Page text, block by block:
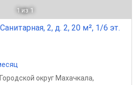
1 из 1
2, д. 2, 20 м², 1/6 эт.
Городской округ Махачкала,